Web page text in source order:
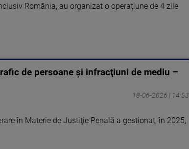
România, au organizat o operaţiune de 4 zile
de persoane şi infracţiuni de mediu –
18-06-2026 | 14:53
în Materie de Justiţie Penală a gestionat, în 2025,